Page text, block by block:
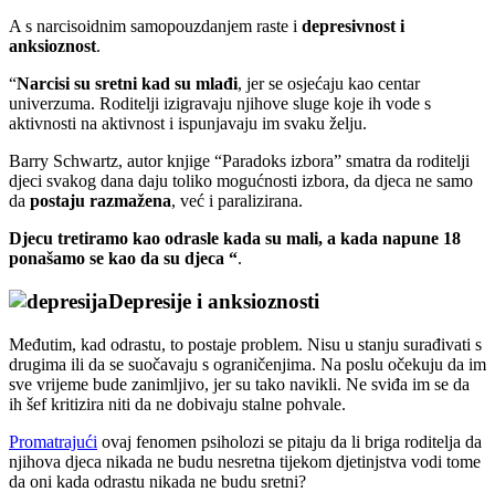
A s narcisoidnim samopouzdanjem raste i depresivnost i
anksioznost.
“Narcisi su sretni kad su mlađi, jer se osjećaju kao centar
univerzuma. Roditelji izigravaju njihove sluge koje ih vode s
aktivnosti na aktivnost i ispunjavaju im svaku želju.
Barry Schwartz, autor knjige “Paradoks izbora” smatra da roditelji
djeci svakog dana daju toliko mogućnosti izbora, da djeca ne samo
da postaju razmažena, već i paralizirana.
Djecu tretiramo kao odrasle kada su mali, a kada napune 18
ponašamo se kao da su djeca “.
Depresije i anksioznosti
Međutim, kad odrastu, to postaje problem. Nisu u stanju surađivati s
drugima ili da se suočavaju s ograničenjima. Na poslu očekuju da im
sve vrijeme bude zanimljivo, jer su tako navikli. Ne sviđa im se da
ih šef kritizira niti da ne dobivaju stalne pohvale.
Promatrajući ovaj fenomen psiholozi se pitaju da li briga roditelja da
njihova djeca nikada ne budu nesretna tijekom djetinjstva vodi tome
da oni kada odrastu nikada ne budu sretni?